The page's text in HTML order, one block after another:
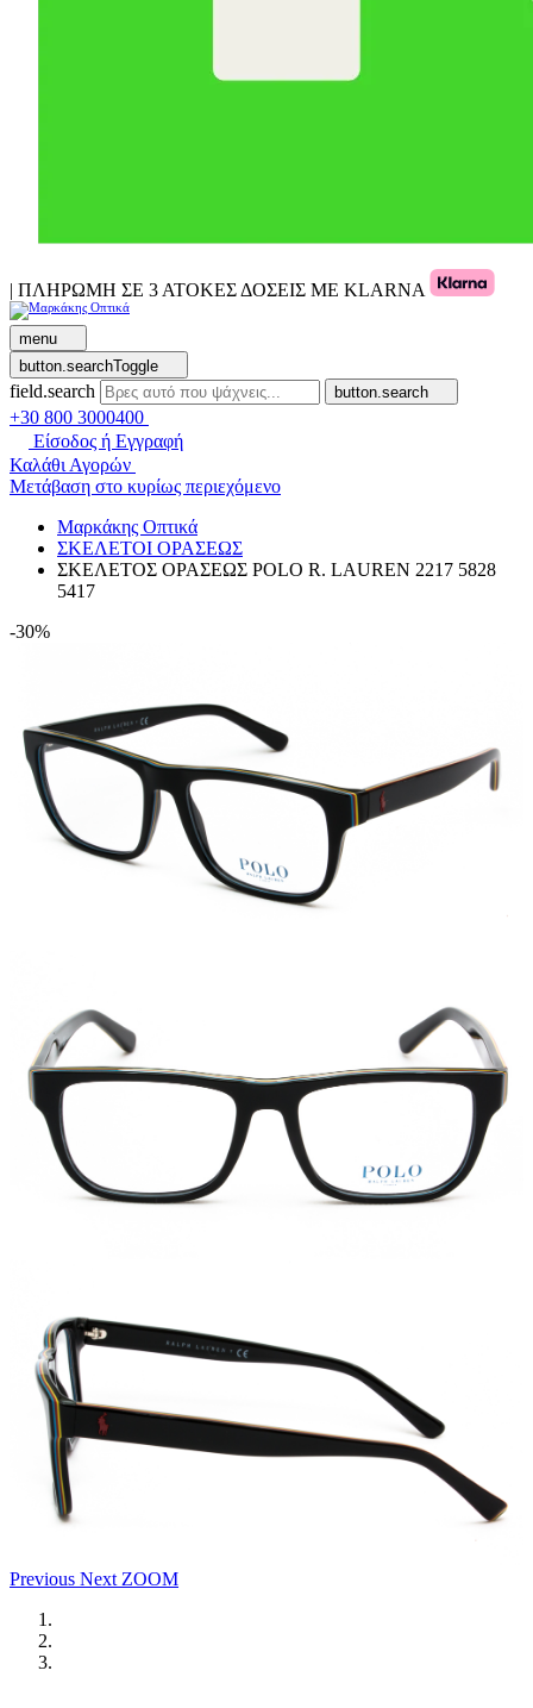
| ΠΛΗΡΩΜΗ ΣΕ 3 ΑΤΟΚΕΣ ΔΟΣΕΙΣ ΜΕ KLARNA
menu
button.searchToggle
field.search button.search
+30 800 3000400
Είσοδος ή Εγγραφή
Καλάθι Αγορών
Μετάβαση στο κυρίως περιεχόμενο
Μαρκάκης Οπτικά
ΣΚΕΛΕΤΟΙ ΟΡΑΣΕΩΣ
ΣΚΕΛΕΤΟΣ ΟΡΑΣΕΩΣ POLO R. LAUREN 2217 5828
5417
-30%
Previous Next ZOOM